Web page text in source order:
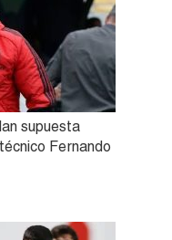
supuesta
Fernando